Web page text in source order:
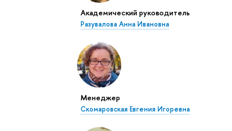
Академический руководитель
Разувалова Анна Ивановна
Менеджер
Скомаровская Евгения Игоревна